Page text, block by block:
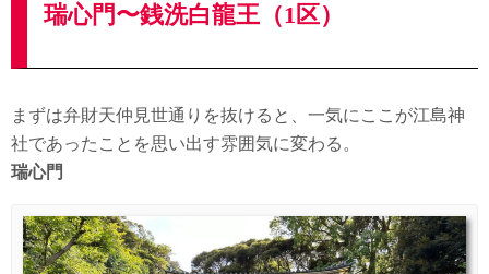
瑞心門〜銭洗白龍王（1区）
まずは弁財天仲見世通りを抜けると、一気にここが江島神
社であったことを思い出す雰囲気に変わる。
瑞心門